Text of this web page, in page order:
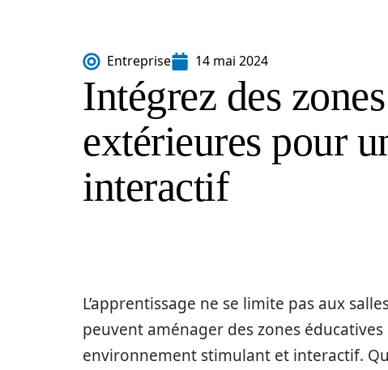
Entreprise 14 mai 2024
Intégrez des
extérieures pour
interactif
L’apprentissage ne se limite pas aux
peuvent aménager des zones
environnement stimulant et interactif.